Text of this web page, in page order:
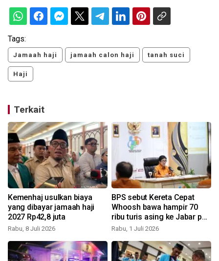
Tags:
Jamaah haji jamaah calon haji tanah suci
Haji
Terkait
Kemenhaj usulkan biaya
yang dibayar jamaah haji
2027 Rp42,8 juta
Rabu, 8 Juli 2026
BPS sebut Kereta Cepat
Whoosh bawa hampir 70
ribu turis asing ke Jabar per
Mei 2026
Rabu, 1 Juli 2026